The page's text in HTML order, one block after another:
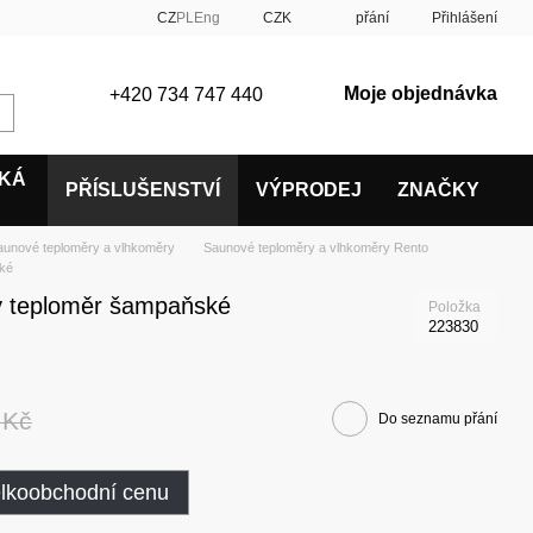
CZPLEng CZK přání Přihlášení
+420 734 747 440 Moje objednávka
PŘÍSLUŠENSTVÍ VÝPRODEJ ZNAČKY
teploměry a vlhkoměry
Saunové teploměry a vlhkoměry Rento
teploměr šampaňské Položka
223830
Do seznamu přání
cenu